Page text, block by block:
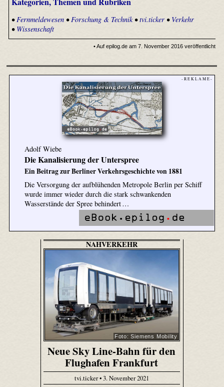
•Fernmeldewesen•Forschung & Technik•tvi.ticker• Verkehr
• Wissenschaft
• Auf epilog.de am 7. November 2016 veröffentlicht
- R E K L A M E -
Adolf Wiebe
Die Kanalisierung der Unterspree
Ein Beitrag zur Berliner Verkehrsgeschichte von 1881
Die Versorgung der aufblühenden Metropole Berlin per Schiff
wurde immer wieder durch die stark schwankenden
Wasserstände der Spree behindert …
NAHVERKEHR
Foto: Siemens Mobility
Neue Sky Line-Bahn für den
Flughafen Frankfurt
tvi.ticker • 3. November 2021